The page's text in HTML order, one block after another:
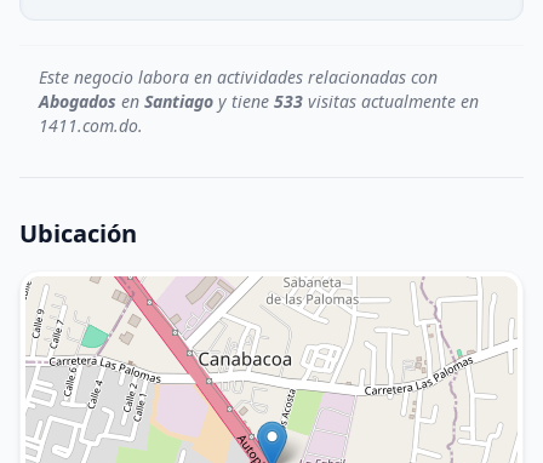
Este negocio labora en actividades relacionadas con
Abogados en Santiago y tiene 533 visitas actualmente en
1411.com.do.
Ubicación